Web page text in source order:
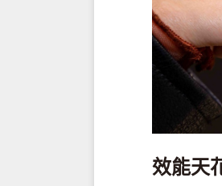
效能天